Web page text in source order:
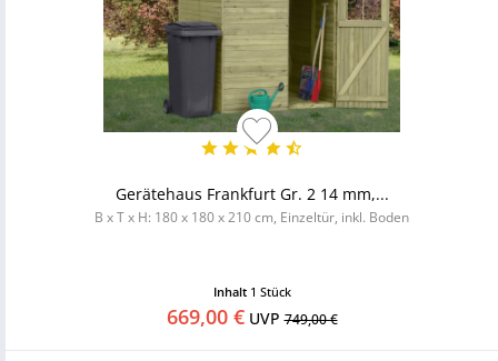
Gerätehaus Frankfurt Gr. 2 14 mm,...
B x T x H: 180 x 180 x 210 cm, Einzeltür, inkl. Boden
Inhalt 1 Stück
669,00 €UVP749,00 €